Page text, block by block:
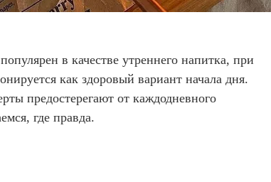
в качестве утреннего напитка, при
как здоровый вариант начала дня.
предостерегают от каждодневного
где правда.